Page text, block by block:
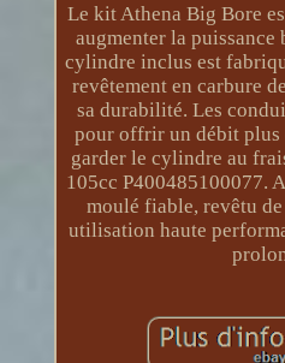
Le kit Athena Big Bore
augmenter la
cylindre inclus est
revêtement en carbure
sa durabilité. Les
pour offrir un débit plus
garder le cylindre au
105cc P400485100077.
moulé fiable, revêtu
utilisation haute